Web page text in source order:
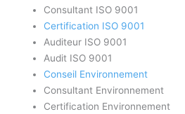
Consultant ISO 9001
Certification ISO 9001
Auditeur ISO 9001
Audit ISO 9001
Conseil Environnement
Consultant Environnement
Certification Environnement